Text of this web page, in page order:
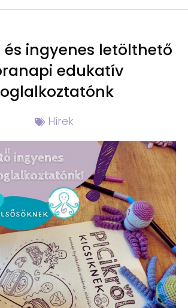
és ingyenes letölthető
edukatív
Hírek